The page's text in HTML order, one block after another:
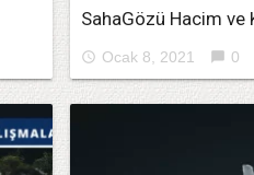
SahaGözü Hacim ve
access_time Ocak 8, 2021 chat_bubble 0